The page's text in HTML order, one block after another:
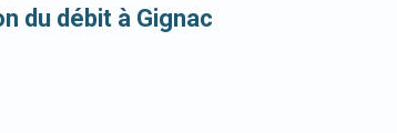
du débit à Gignac